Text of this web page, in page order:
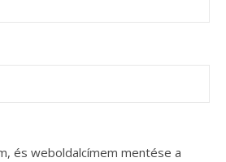
és weboldalcímem mentése a